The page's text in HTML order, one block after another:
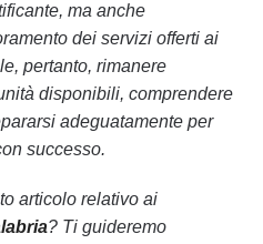
ma anche
dei servizi offerti ai
pertanto, rimanere
disponibili, comprendere
adeguatamente per
successo.
articolo relativo ai
? Ti guideremo